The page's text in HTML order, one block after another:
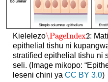
Kielelezo\PageIndex2
\PageIndex2:
epithelial tishu ni
stratified epithelial tishu ni
seli. (Image mikopo:
leseni chini ya CC BY 3.0)